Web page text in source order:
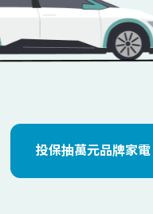
投保抽萬元品牌家電